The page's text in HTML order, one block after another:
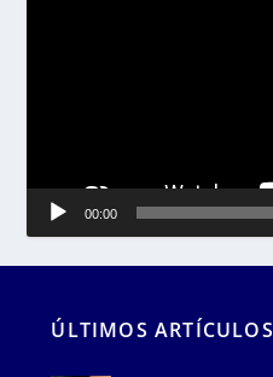
00:00
ÚLTIMOS ARTÍCULOS